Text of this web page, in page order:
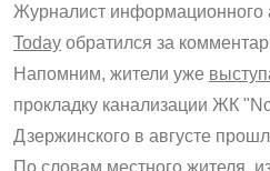
Журналист информационного
Today обратился за
Напомним, жители уже
прокладку канализации ЖК
Дзержинского в августе
По словам местного жителя,